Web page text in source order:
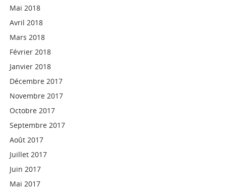
Mai 2018
Avril 2018
Mars 2018
Février 2018
Janvier 2018
Décembre 2017
Novembre 2017
Octobre 2017
Septembre 2017
Août 2017
Juillet 2017
Juin 2017
Mai 2017